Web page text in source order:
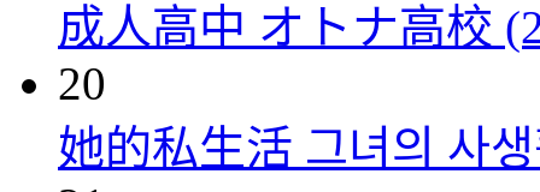
成人高中 オトナ高校
20
她的私生活 그녀의 사